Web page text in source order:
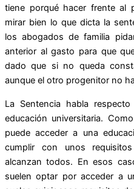
tiene porqué hacer frente al
mirar bien lo que dicta la
los abogados de familia
anterior al gasto para que
dado que si no queda
aunque el otro progenitor no
La Sentencia habla
educación universitaria.
puede acceder a una
cumplir con unos
alcanzan todos. En esos
suelen optar por acceder a